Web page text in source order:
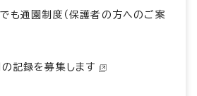
も通園制度（保護者の方へのご案
記録を募集します